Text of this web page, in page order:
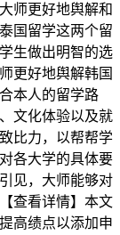
师更好地舆解和
国留学这两个留
生做出明智的选
更好地舆解韩国
本人的留学路
文化体验以及就
比力，以帮帮学
各大学的具体要
见，大师能够对
查看详情】本文
高绩点以添加申